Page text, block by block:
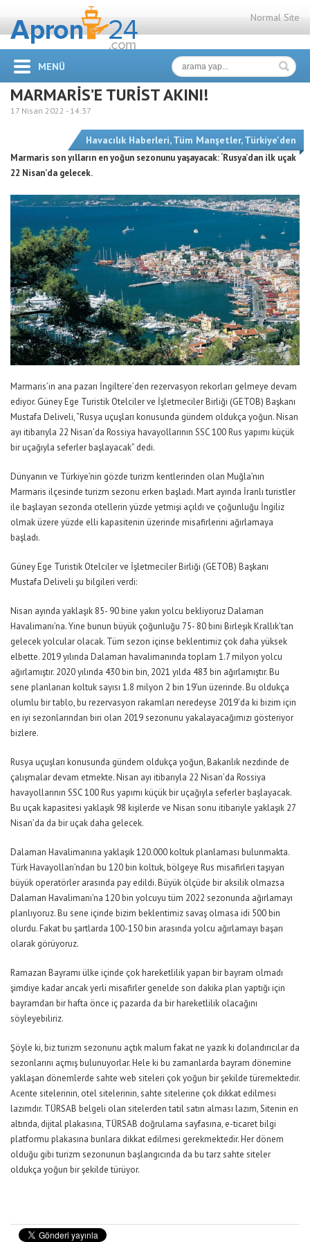
Normal Site
MENÜ
MARMARİS’E TURİST AKINI!
17 Nisan 2022 - 14:37
Havacılık Haberleri,Tüm Manşetler,Türkiye'den
Marmaris son yılların en yoğun sezonunu yaşayacak: ‘Rusya’dan ilk uçak
22 Nisan’da gelecek.
Marmaris’in ana pazarı İngiltere’den rezervasyon rekorları gelmeye devam
ediyor. Güney Ege Turistik Otelciler ve İşletmeciler Birliği (GETOB) Başkanı
Mustafa Deliveli, “Rusya uçuşları konusunda gündem oldukça yoğun. Nisan
ayı itibarıyla 22 Nisan’da Rossiya havayollarının SSC 100 Rus yapımı küçük
bir uçağıyla seferler başlayacak” dedi.
Dünyanın ve Türkiye’nin gözde turizm kentlerinden olan Muğla’nın
Marmaris ilçesinde turizm sezonu erken başladı. Mart ayında İranlı turistler
ile başlayan sezonda otellerin yüzde yetmişi açıldı ve çoğunluğu İngiliz
olmak üzere yüzde elli kapasitenin üzerinde misafirlerini ağırlamaya
başladı.
Güney Ege Turistik Otelciler ve İşletmeciler Birliği (GETOB) Başkanı
Mustafa Deliveli şu bilgileri verdi:
Nisan ayında yaklaşık 85- 90 bine yakın yolcu bekliyoruz Dalaman
Havalimanı’na. Yine bunun büyük çoğunluğu 75- 80 bini Birleşik Krallık’tan
gelecek yolcular olacak. Tüm sezon içinse beklentimiz çok daha yüksek
elbette. 2019 yılında Dalaman havalimanında toplam 1.7 milyon yolcu
ağırlamıştır. 2020 yılında 430 bin bin, 2021 yılda 483 bin ağırlamıştır. Bu
sene planlanan koltuk sayısı 1.8 milyon 2 bin 19’un üzerinde. Bu oldukça
olumlu bir tablo, bu rezervasyon rakamları neredeyse 2019’da ki bizim için
en iyi sezonlarından biri olan 2019 sezonunu yakalayacağımızı gösteriyor
bizlere.
Rusya uçuşları konusunda gündem oldukça yoğun, Bakanlık nezdinde de
çalışmalar devam etmekte. Nisan ayı itibarıyla 22 Nisan’da Rossiya
havayollarının SSC 100 Rus yapımı küçük bir uçağıyla seferler başlayacak.
Bu uçak kapasitesi yaklaşık 98 kişilerde ve Nisan sonu itibariyle yaklaşık 27
Nisan’da da bir uçak daha gelecek.
Dalaman Havalimanına yaklaşık 120.000 koltuk planlaması bulunmakta.
Türk Havayolları’ndan bu 120 bin koltuk, bölgeye Rus misafirleri taşıyan
büyük operatörler arasında pay edildi. Büyük ölçüde bir aksilik olmazsa
Dalaman Havalimanı’na 120 bin yolcuyu tüm 2022 sezonunda ağırlamayı
planlıyoruz. Bu sene içinde bizim beklentimiz savaş olmasa idi 500 bin
olurdu. Fakat bu şartlarda 100-150 bin arasında yolcu ağırlamayı başarı
olarak görüyoruz.
Ramazan Bayramı ülke içinde çok hareketlilik yapan bir bayram olmadı
şimdiye kadar ancak yerli misafirler genelde son dakika plan yaptığı için
bayramdan bir hafta önce iç pazarda da bir hareketlilik olacağını
söyleyebiliriz.
Şöyle ki, biz turizm sezonunu açtık malum fakat ne yazık ki dolandırıcılar da
sezonlarını açmış bulunuyorlar. Hele ki bu zamanlarda bayram dönemine
yaklaşan dönemlerde sahte web siteleri çok yoğun bir şekilde türemektedir.
Acente sitelerinin, otel sitelerinin, sahte sitelerine çok dikkat edilmesi
lazımdır. TÜRSAB belgeli olan sitelerden tatil satın alması lazım, Sitenin en
altında, dijital plakasına, TÜRSAB doğrulama sayfasına, e-ticaret bilgi
platformu plakasına bunlara dikkat edilmesi gerekmektedir. Her dönem
olduğu gibi turizm sezonunun başlangıcında da bu tarz sahte siteler
oldukça yoğun bir şekilde türüyor.